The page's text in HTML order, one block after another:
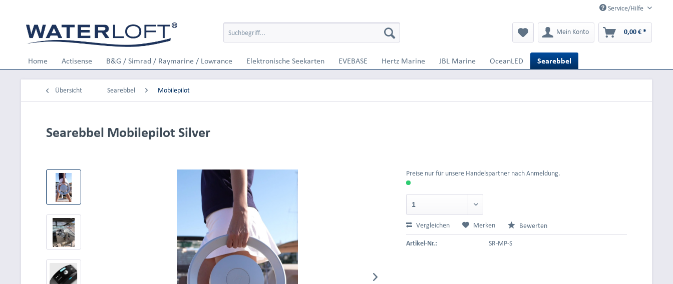
Service/Hilfe
Mein Konto 0,00 € *
Home Actisense B&G / Simrad / Raymarine / Lowrance Elektronische Seekarten EVEBASE Hertz Marine JBL Marine OceanLED Searebbel
Übersicht Searebbel Mobilepilot
Searebbel Mobilepilot Silver
Preise nur für unsere Handelspartner nach Anmeldung.
Vergleichen Merken Bewerten
Artikel-Nr.: SR-MP-S